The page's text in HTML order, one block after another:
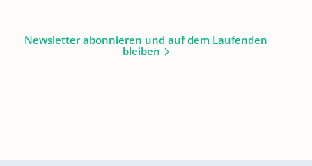
Newsletter abonnieren und auf dem Laufenden
bleiben